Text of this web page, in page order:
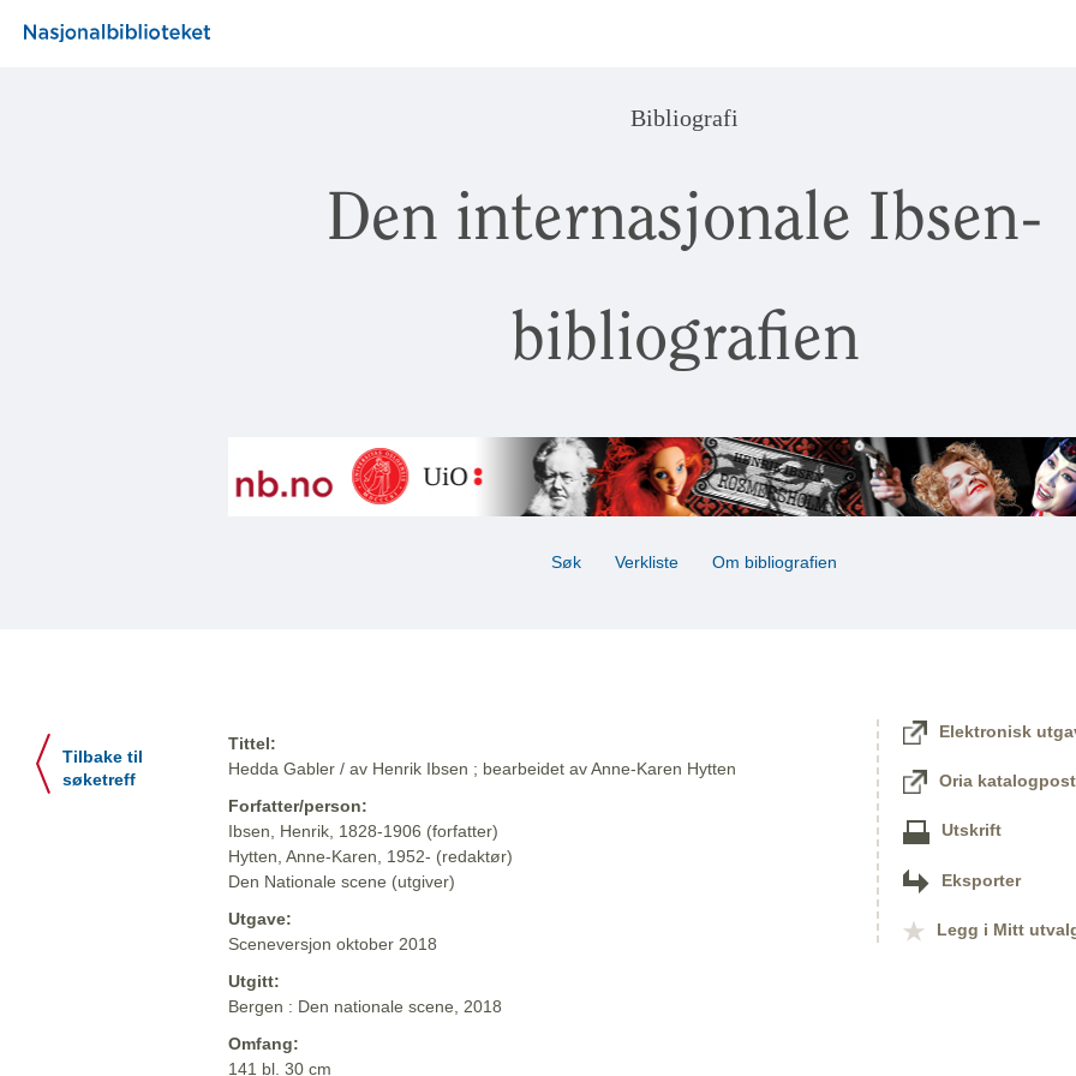
Bibliografi
Den internasjonale Ibsen-
bibliografien
Søk Verkliste Om bibliografien
Tilbake til
søketreff
Tittel:
Hedda Gabler / av Henrik Ibsen ; bearbeidet av Anne-Karen Hytten
Forfatter/person:
Ibsen, Henrik, 1828-1906 (forfatter)
Hytten, Anne-Karen, 1952- (redaktør)
Den Nationale scene (utgiver)
Utgave:
Sceneversjon oktober 2018
Utgitt:
Bergen : Den nationale scene, 2018
Omfang:
141 bl. 30 cm
Elektronisk
Oria katalogpost
Utskrift
Eksporter
Legg i Mitt